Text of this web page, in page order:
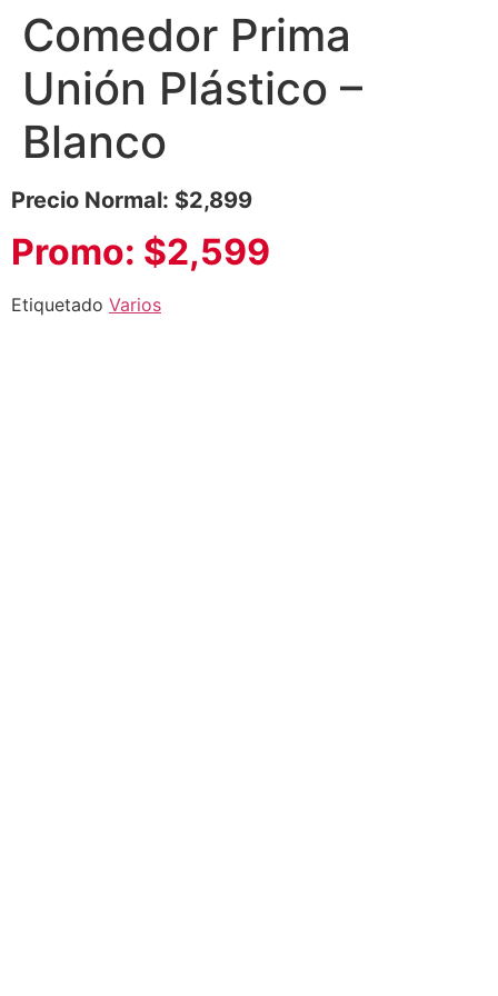
Comedor Prima
Unión Plástico –
Blanco
Precio Normal: $2,899
Promo: $2,599
Etiquetado Varios